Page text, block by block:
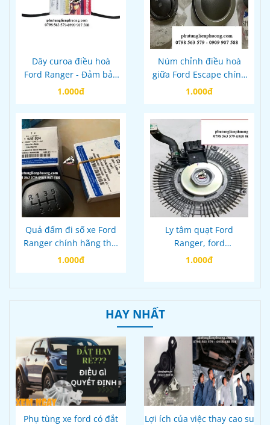
Dây curoa điều hoà
Ford Ranger - Đảm bảo
hiệu suất làm mát tốt
1.000đ
Núm chỉnh điều hoà
giữa Ford Escape chính
hãng mã V4861197A
1.000đ
Quả đấm đi số xe Ford
Ranger chính hãng thái
lan mã DB3R7J407AE
1.000đ
Ly tâm quạt Ford
Ranger, ford
everestmazda bt50
1.000đ
HAY NHẤT
Phụ tùng xe ford có đắt
Lợi ích của việc thay cao su